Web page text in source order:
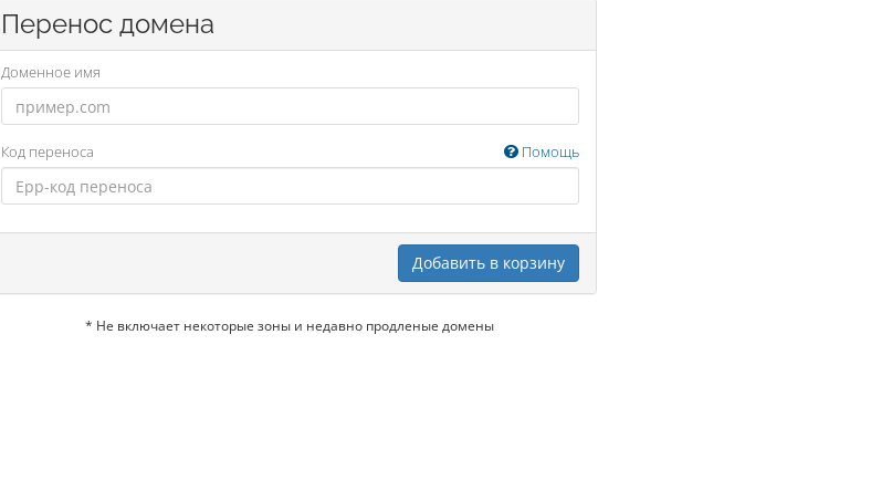
Перенос домена
Доменное имя
Код переноса Помощь
Добавить в корзину
* Не включает некоторые зоны и недавно продленые домены